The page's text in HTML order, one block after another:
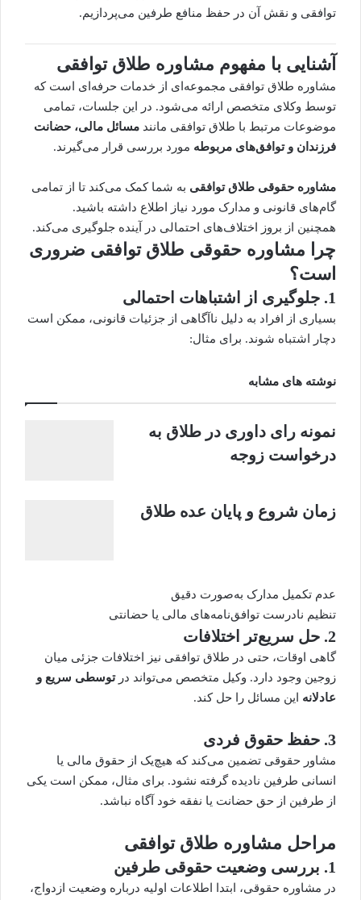
توافقی و نقش آن در حفظ منافع طرفین می‌پردازیم.
آشنایی با مفهوم مشاوره طلاق توافقی
مشاوره طلاق توافقی مجموعه‌ای از خدمات حرفه‌ای است که
توسط وکلای متخصص ارائه می‌شود. در این جلسات، تمامی
موضوعات مرتبط با طلاق توافقی مانند مسائل مالی، حضانت
فرزندان و توافق‌های مربوطه مورد بررسی قرار می‌گیرند.
مشاوره حقوقی طلاق توافقی به شما کمک می‌کند تا از تمامی
گام‌های قانونی و مدارک مورد نیاز اطلاع داشته باشید.
همچنین از بروز اختلاف‌های احتمالی در آینده جلوگیری می‌کند.
چرا مشاوره حقوقی طلاق توافقی ضروری
است؟
1. جلوگیری از اشتباهات احتمالی
بسیاری از افراد به دلیل ناآگاهی از جزئیات قانونی، ممکن است
دچار اشتباه شوند. برای مثال:
نوشته های مشابه
نمونه رای داوری در طلاق به
درخواست زوجه
زمان شروع و پایان عده طلاق
عدم تکمیل مدارک به‌صورت دقیق
تنظیم نادرست توافق‌نامه‌های مالی یا حضانتی
2. حل سریع‌تر اختلافات
گاهی اوقات، حتی در طلاق توافقی نیز اختلافات جزئی میان
زوجین وجود دارد. وکیل متخصص می‌تواند درتوسطی سریع و
عادلانه این مسائل را حل کند.
3. حفظ حقوق فردی
مشاور حقوقی تضمین می‌کند که هیچ‌یک از حقوق مالی یا
انسانی طرفین نادیده گرفته نشود. برای مثال، ممکن است یکی
از طرفین از حق حضانت یا نفقه خود آگاه نباشد.
مراحل مشاوره طلاق توافقی
1. بررسی وضعیت حقوقی طرفین
در مشاوره حقوقی، ابتدا اطلاعات اولیه درباره وضعیت ازدواج،